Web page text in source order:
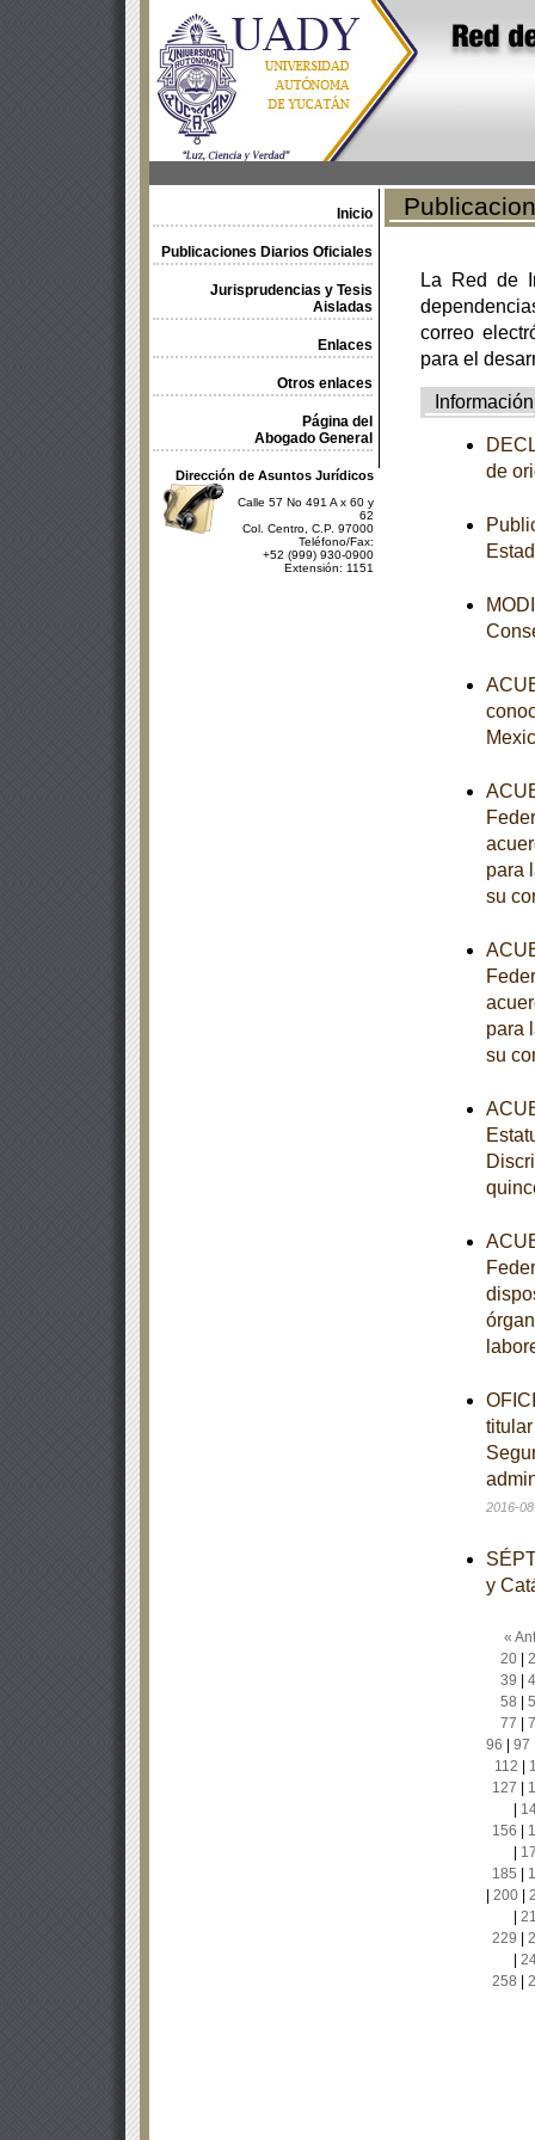
Inicio
Publicaciones Diarios Oficiales
Jurisprudencias y Tesis
Aisladas
Enlaces
Otros enlaces
Página del
Abogado General
Dirección de Asuntos Jurídicos
Calle 57 No 491 A x 60 y
62
Col. Centro, C.P. 97000
Teléfono/Fax:
+52 (999) 930-0900
Extensión: 1151
La Red de
correo
para el
Información
de
para
su
para
su
2016-
y
«
20|
39
58
77
96
97
112
127
156
185
200|
229
258